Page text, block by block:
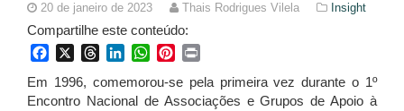
20 de janeiro de 2023 Thais Rodrigues Vilela Insight
Compartilhe este conteúdo:
FacebookThreadsLinkedInWhatsApp
Pinterest
Em 1996, comemorou-se pela primeira vez durante o 1º
Encontro Nacional de Associações e Grupos de Apoio à